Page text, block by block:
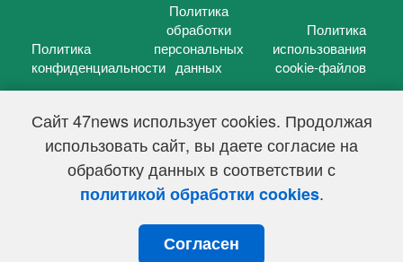
Сайт 47news использует cookies. Продолжая
использовать сайт, вы даете согласие на
обработку данных в соответствии с
политикой обработки cookies.
Согласен
Политика
конфиденциальности
Политика
обработки
персональных
данных
Политика
использования
cookie-файлов
47 новостей (47 news)2005 — 2026 г.
Свидетельство о регистрации СМИ Эл № ФС 77-39848, выдано
Федеральной службой по надзору в сфере связи,
информационных технологий и массовых коммуникаций